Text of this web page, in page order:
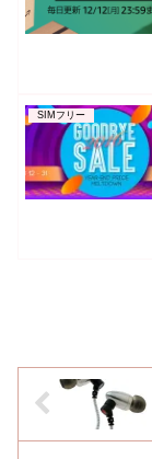
SIMフリー